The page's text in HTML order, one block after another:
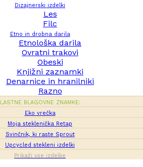
Dizajnerski izdelki
Les
Filc
Etno in drobna darila
Etnološka darila
Ovratni trakovi
Obeski
Knjižni zaznamki
Denarnice in hranilniki
Razno
LASTNE BLAGOVNE ZNAMKE:
Eko vrečka
Moja steklenička Retap
Svinčnik, ki raste Sprout
Upcycled stekleni izdelki
Prikaži vse izdelke